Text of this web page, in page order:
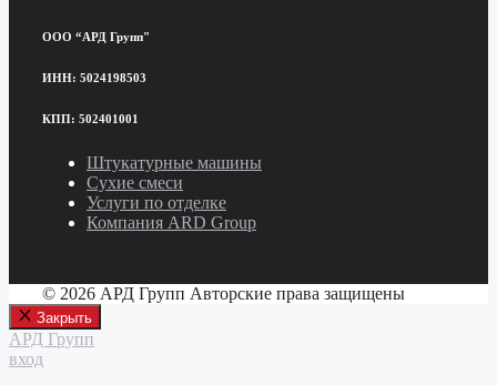
ООО “АРД Групп"
ИНН: 5024198503
КПП: 502401001
Штукатурные машины
Сухие смеси
Услуги по отделке
Компания ARD Group
© 2026 АРД Групп Авторские права защищены
Закрыть
АРД Групп
вход